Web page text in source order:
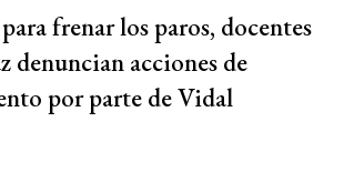
frenar los paros, docentes
denuncian acciones de
por parte de Vidal